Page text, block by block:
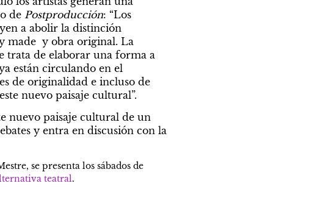
de Postproducción: “Los
a abolir la distinción
made  y obra original. La
trata de elaborar una forma a
están circulando en el
de originalidad e incluso de
nuevo paisaje cultural”.
nuevo paisaje cultural de un
y entra en discusión con la
se presenta los sábados de
teatral.